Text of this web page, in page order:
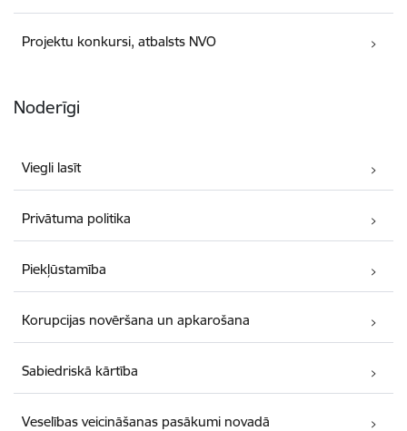
Projektu konkursi, atbalsts NVO
Noderīgi
Viegli lasīt
Privātuma politika
Piekļūstamība
Korupcijas novēršana un apkarošana
Sabiedriskā kārtība
Veselības veicināšanas pasākumi novadā